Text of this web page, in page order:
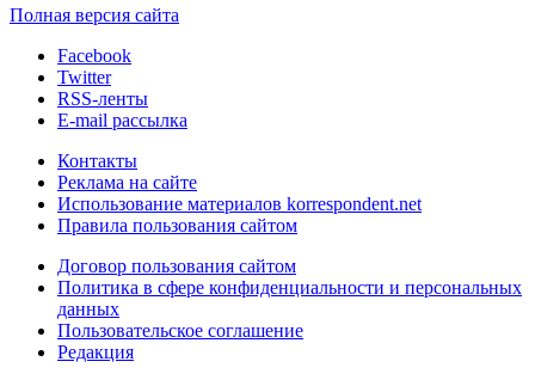
Полная версия сайта
Facebook
Twitter
RSS-ленты
E-mail рассылка
Контакты
Реклама на сайте
Использование материалов korrespondent.net
Правила пользования сайтом
Договор пользования сайтом
Политика в сфере конфиденциальности и персональных
данных
Пользовательское соглашение
Редакция